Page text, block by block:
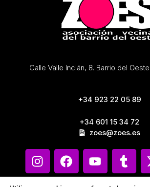
Calle Valle Inclán, 8. Barrio del
+34 923 22 05 89
+34 601 15 34 72
zoes@zoes.es